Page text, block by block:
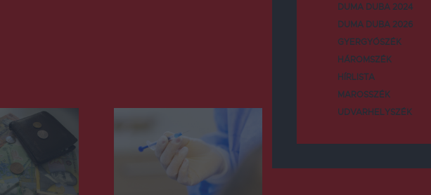
DUMA DUBA 2024
DUMA DUBA 2026
GYERGYÓSZÉK
HÁROMSZÉK
HÍRLISTA
MAROSSZÉK
UDVARHELYSZÉK